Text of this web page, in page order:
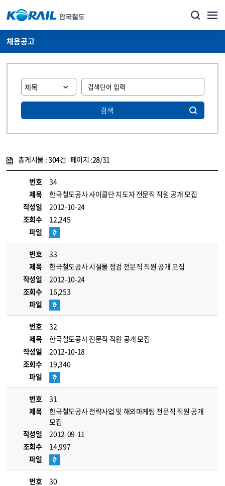
채용공고
검색
총게시물 :304건 페이지 :28/31
번호
34
제목
한국철도공사 사이클단 지도자 전문직 직원 공개 모집
작성일
2012-10-24
조회수
12,245
파일
번호
33
제목
한국철도공사 시설물 점검 전문직 직원 공개 모집
작성일
2012-10-24
조회수
16,253
파일
번호
32
제목
한국철도공사 전문직 직원 공개 모집
작성일
2012-10-18
조회수
19,340
파일
번호
31
제목
한국철도공사 전략사업 및 해외마케팅 전문직 직원 공개
모집
작성일
2012-09-11
조회수
14,997
파일
번호
30